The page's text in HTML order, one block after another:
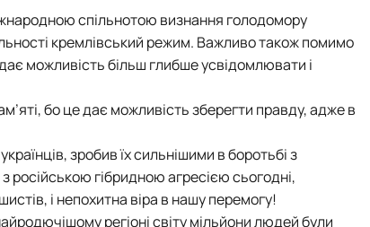
спільнотою визнання голодомору
кремлівський режим. Важливо також помимо
можливість більш глибше усвідомлювати і
бо це дає можливість зберегти правду, адже в
зробив їх сильнішими в боротьбі з
російською гібридною агресією сьогодні,
і непохитна віра в нашу перемогу!
регіоні світу мільйони людей були